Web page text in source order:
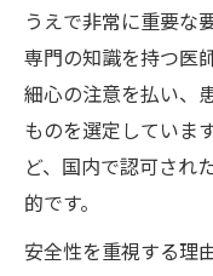
うえで非常に重要な
専門の知識を持つ医
細心の注意を払い、
ものを選定していま
ど、国内で認可され
的です。
安全性を重視する理